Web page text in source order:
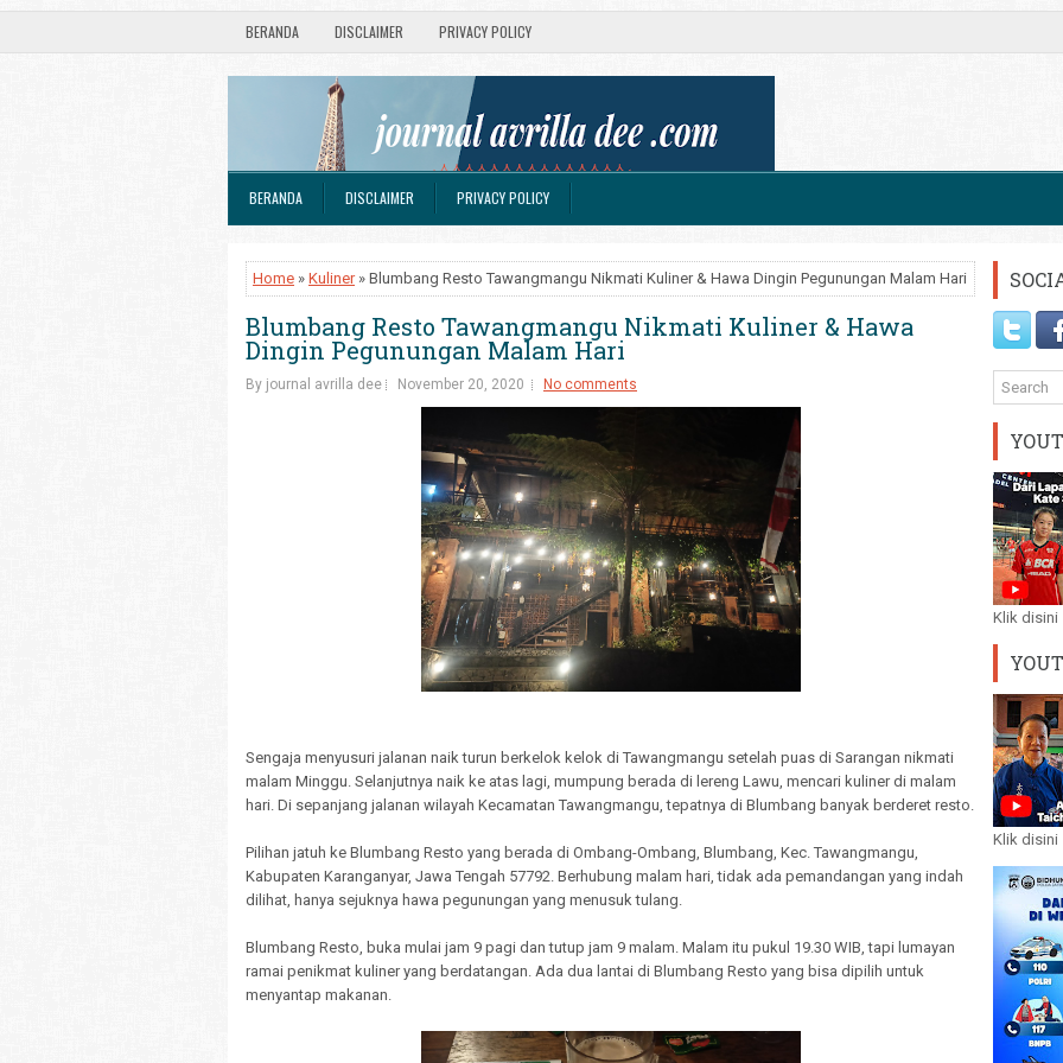
BERANDA DISCLAIMER PRIVACY POLICY
BERANDA DISCLAIMER PRIVACY POLICY
Home » Kuliner» Blumbang Resto Tawangmangu Nikmati Kuliner & Hawa Dingin Pegunungan Malam Hari
Blumbang Resto Tawangmangu Nikmati Kuliner & Hawa
Dingin Pegunungan Malam Hari
By journal avrilla dee November 20, 2020 No comments
Sengaja menyusuri jalanan naik turun berkelok kelok di Tawangmangu setelah puas di Sarangan nikmati
malam Minggu. Selanjutnya naik ke atas lagi, mumpung berada di lereng Lawu, mencari kuliner di malam
hari. Di sepanjang jalanan wilayah Kecamatan Tawangmangu, tepatnya di Blumbang banyak berderet resto.
Pilihan jatuh ke Blumbang Resto yang berada di Ombang-Ombang, Blumbang, Kec. Tawangmangu,
Kabupaten Karanganyar, Jawa Tengah 57792. Berhubung malam hari, tidak ada pemandangan yang indah
dilihat, hanya sejuknya hawa pegunungan yang menusuk tulang.
Blumbang Resto, buka mulai jam 9 pagi dan tutup jam 9 malam. Malam itu pukul 19.30 WIB, tapi lumayan
ramai penikmat kuliner yang berdatangan. Ada dua lantai di Blumbang Resto yang bisa dipilih untuk
menyantap makanan.
Klik disini
Klik disini